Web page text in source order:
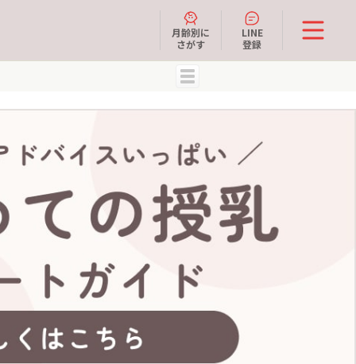
月齢別に
さがす
LINE
登録